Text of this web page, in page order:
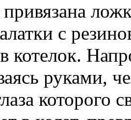
с
котелок.
руками,
которого